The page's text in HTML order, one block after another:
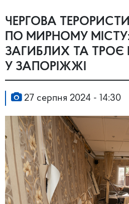
ЧЕРГОВА
ПО МИРНОМУ
ЗАГИБЛИХ ТА
У ЗАПОРІЖЖІ
27 серпня 2024 - 14:30